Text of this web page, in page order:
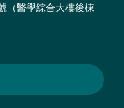
（醫學綜合大樓後棟